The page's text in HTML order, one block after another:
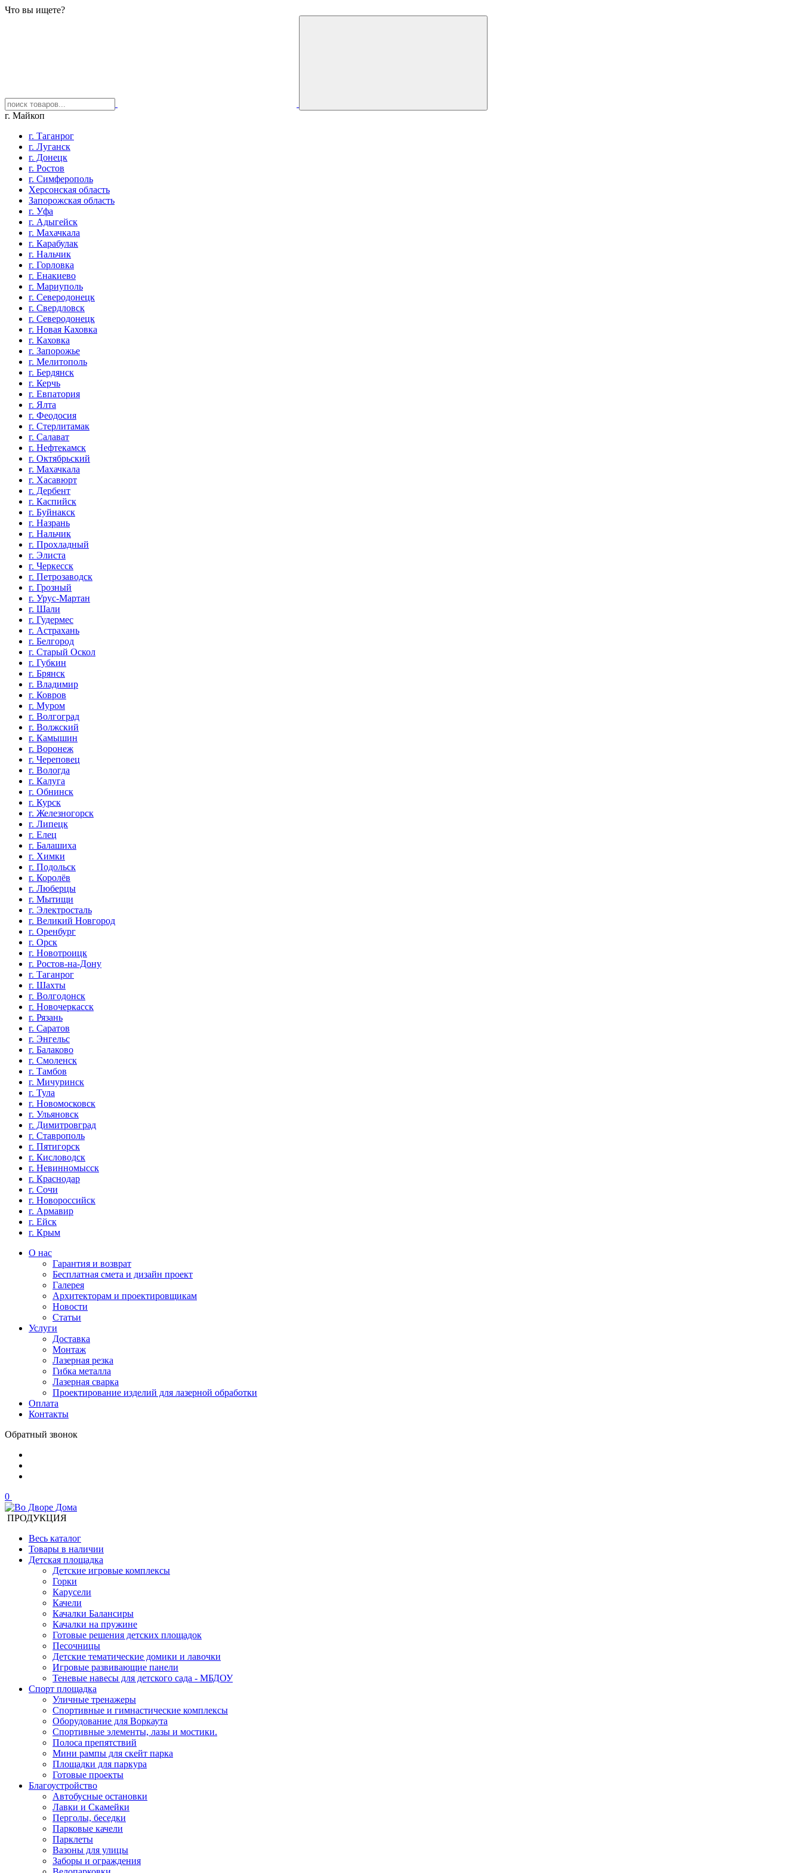
Что вы ищете?
г. Майкоп
г. Таганрог
г. Луганск
г. Донецк
г. Ростов
г. Симферополь
Херсонская область
Запорожская область
г. Уфа
г. Адыгейск
г. Махачкала
г. Карабулак
г. Нальчик
г. Горловка
г. Енакиево
г. Мариуполь
г. Северодонецк
г. Свердловск
г. Северодонецк
г. Новая Каховка
г. Каховка
г. Запорожье
г. Мелитополь
г. Бердянск
г. Керчь
г. Евпатория
г. Ялта
г. Феодосия
г. Стерлитамак
г. Салават
г. Нефтекамск
г. Октябрьский
г. Махачкала
г. Хасавюрт
г. Дербент
г. Каспийск
г. Буйнакск
г. Назрань
г. Нальчик
г. Прохладный
г. Элиста
г. Черкесск
г. Петрозаводск
г. Грозный
г. Урус-Мартан
г. Шали
г. Гудермес
г. Астрахань
г. Белгород
г. Старый Оскол
г. Губкин
г. Брянск
г. Владимир
г. Ковров
г. Муром
г. Волгоград
г. Волжский
г. Камышин
г. Воронеж
г. Череповец
г. Вологда
г. Калуга
г. Обнинск
г. Курск
г. Железногорск
г. Липецк
г. Елец
г. Балашиха
г. Химки
г. Подольск
г. Королёв
г. Люберцы
г. Мытищи
г. Электросталь
г. Великий Новгород
г. Оренбург
г. Орск
г. Новотроицк
г. Ростов-на-Дону
г. Таганрог
г. Шахты
г. Волгодонск
г. Новочеркасск
г. Рязань
г. Саратов
г. Энгельс
г. Балаково
г. Смоленск
г. Тамбов
г. Мичуринск
г. Тула
г. Новомосковск
г. Ульяновск
г. Димитровград
г. Ставрополь
г. Пятигорск
г. Кисловодск
г. Невинномысск
г. Краснодар
г. Сочи
г. Новороссийск
г. Армавир
г. Ейск
г. Крым
О нас
Гарантия и возврат
Бесплатная смета и дизайн проект
Галерея
Архитекторам и проектировщикам
Новости
Статьи
Услуги
Доставка
Монтаж
Лазерная резка
Гибка металла
Лазерная сварка
Проектирование изделий для лазерной обработки
Оплата
Контакты
Обратный звонок
0
ПРОДУКЦИЯ
Весь каталог
Товары в наличии
Детская площадка
Детские игровые комплексы
Горки
Карусели
Качели
Качалки Балансиры
Качалки на пружине
Готовые решения детских площадок
Песочницы
Детские тематические домики и лавочки
Игровые развивающие панели
Теневые навесы для детского сада - МБДОУ
Спорт площадка
Уличные тренажеры
Спортивные и гимнастические комплексы
Оборудование для Воркаута
Спортивные элементы, лазы и мостики.
Полоса препятствий
Мини рампы для скейт парка
Площадки для паркура
Готовые проекты
Благоустройство
Автобусные остановки
Лавки и Скамейки
Перголы, беседки
Парковые качели
Парклеты
Вазоны для улицы
Заборы и ограждения